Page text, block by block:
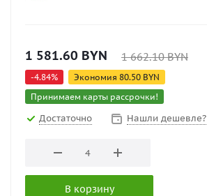
1 581.60 BYN 1 662.10BYN
-4.84% Экономия 80.50 BYN
Принимаем карты рассрочки!
Достаточно Нашли дешевле?
В корзину